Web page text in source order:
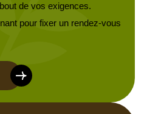
de vos exigences.
pour fixer un rendez-vous